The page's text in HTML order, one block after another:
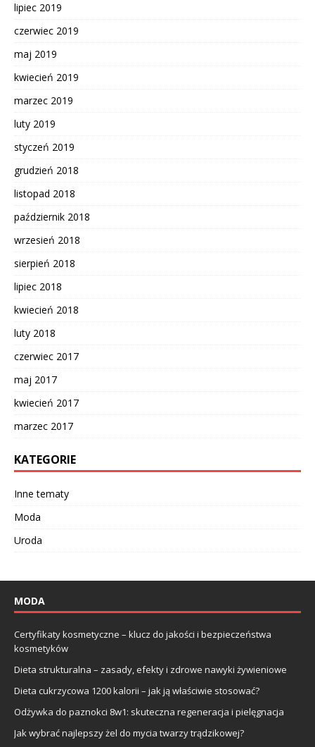
lipiec 2019
czerwiec 2019
maj 2019
kwiecień 2019
marzec 2019
luty 2019
styczeń 2019
grudzień 2018
listopad 2018
październik 2018
wrzesień 2018
sierpień 2018
lipiec 2018
kwiecień 2018
luty 2018
czerwiec 2017
maj 2017
kwiecień 2017
marzec 2017
KATEGORIE
Inne tematy
Moda
Uroda
MODA
Certyfikaty kosmetyczne – klucz do jakości i bezpieczeństwa
kosmetyków
Dieta strukturalna – zasady, efekty i zdrowe nawyki żywieniowe
Dieta cukrzycowa 1200 kalorii – jak ją właściwie stosować?
Odżywka do paznokci 8w1: skuteczna regeneracja i pielęgnacja
Jak wybrać najlepszy żel do mycia twarzy trądzikowej?